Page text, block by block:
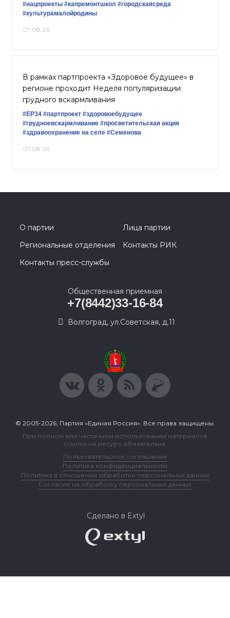
#нацпроекты #капремонтшкол #городскаясреда
#культурамалойродины
07.08.26
В рамках партпроекта «Здоровое будущее» в
регионе проходит Неделя популяризации
грудного вскармливания
#ЕР34 #партпроект #здоровоебудущее
#грудноевскармливание #просветительская акция
#здравоохранение на селе #Семенова
07.08.26
О партии
Лица партии
Региональные отделения
Контакты РИК
Контакты пресс-службы
Общественная приемная
+7(8442)33-16-84
Волгоград, ул.Советская, д.11
© 2005-2026, Партия «Единая Россия». Все права защищены.
При полном или частичном использовании материалов
ссылка на ресурс обязательна.
Пользовательское соглашение
Политика конфиденциальности
Политика в отношении обработки персональных данных
Согласие на обработку персональных данных
Сделано в Extyl